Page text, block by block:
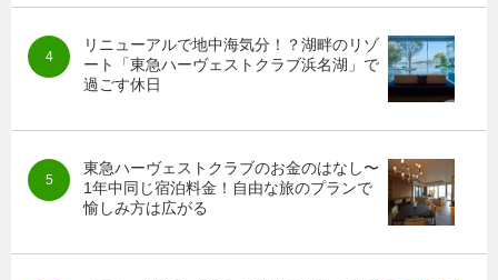
リニューアルで地中海気分！？湖畔のリゾ
ート「東急ハーヴェストクラブ浜名湖」で
過ごす休日
東急ハーヴェストクラブのお金のはなし〜
1年中同じ宿泊料金！自由な旅のプランで
愉しみ方は広がる